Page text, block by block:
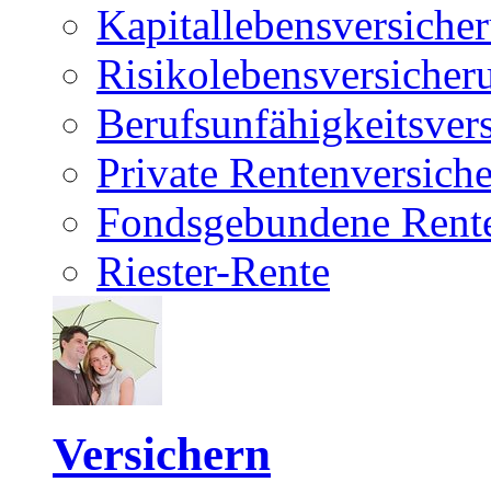
Private
Fondsgebundene
Riester-Rente
Versichern